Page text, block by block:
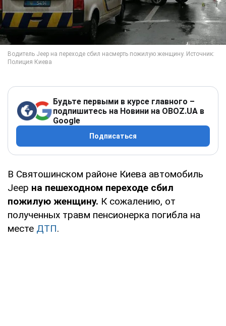
Будьте первыми в курсе главного –
подпишитесь на Новини на OBOZ.UA в
Google
Подписаться
В Святошинском районе Киева автомобиль
Jeep на пешеходном переходе сбил
пожилую женщину. К сожалению, от
полученных травм пенсионерка погибла на
месте ДТП.